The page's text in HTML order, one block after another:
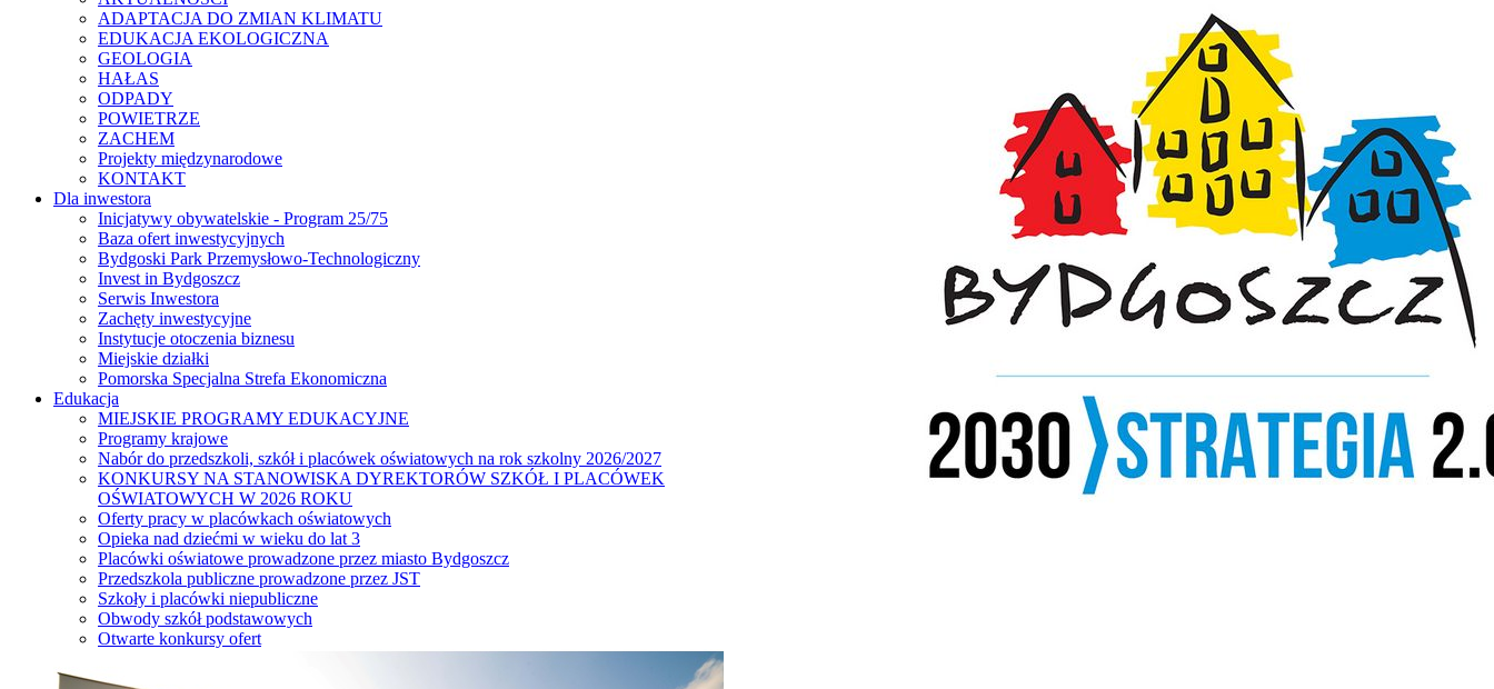
ADAPTACJA DO ZMIAN KLIMATU
EDUKACJA EKOLOGICZNA
GEOLOGIA
HAŁAS
ODPADY
POWIETRZE
ZACHEM
Projekty międzynarodowe
KONTAKT
Dla inwestora
Inicjatywy obywatelskie - Program 25/75
Baza ofert inwestycyjnych
Bydgoski Park Przemysłowo-Technologiczny
Invest in Bydgoszcz
Serwis Inwestora
Zachęty inwestycyjne
Instytucje otoczenia biznesu
Miejskie działki
Pomorska Specjalna Strefa Ekonomiczna
Edukacja
MIEJSKIE PROGRAMY EDUKACYJNE
Programy krajowe
Nabór do przedszkoli, szkół i placówek oświatowych na rok szkolny 2026/2027
KONKURSY NA STANOWISKA DYREKTORÓW SZKÓŁ I PLACÓWEK
OŚWIATOWYCH W 2026 ROKU
Oferty pracy w placówkach oświatowych
Opieka nad dziećmi w wieku do lat 3
Placówki oświatowe prowadzone przez miasto Bydgoszcz
Przedszkola publiczne prowadzone przez JST
Szkoły i placówki niepubliczne
Obwody szkół podstawowych
Otwarte konkursy ofert